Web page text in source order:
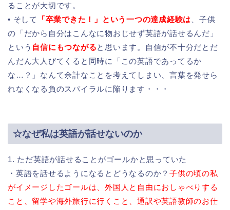
ることが大切です。
• そして
「卒業できた！」という一つの達成経験は 、子供
の「だから自分はこんなに物おじせず英語が話せるんだ」
という 自信にもつながると思います。自信が不十分だとだ
んだん大人びてくると同時に「この英語であってるか
な…？」なんて余計なことを考えてしまい、言葉を発せら
れなくなる負のスパイラルに陥ります・・・
☆なぜ私は英語が話せないのか
1. ただ英語が話せることがゴールかと思っていた
・英語を話せるようになるとどうなるのか？子供の頃の私
がイメージしたゴールは、外国人と自由におしゃべりする
こと、留学や海外旅行に行くこと、通訳や英語教師のお仕